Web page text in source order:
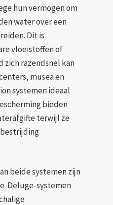
hun vermogen om
water over een
Dit is
vloeistoffen of
zich razendsnel kan
musea en
systemen ideaal
bieden
terwijl ze
beide systemen zijn
Deluge-systemen